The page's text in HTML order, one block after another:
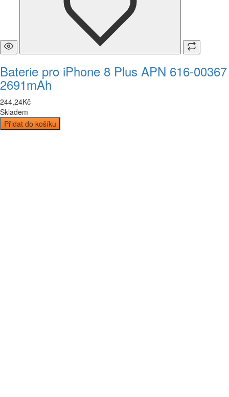
Baterie pro iPhone 8 Plus APN 616-00367
2691mAh
244,24Kč
Skladem
Přidat do košíku